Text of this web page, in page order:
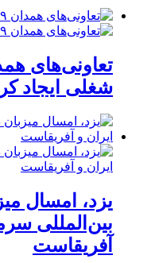
شغلی ایجاد
یزد، امسال
بین‌المللی
آفریقاست